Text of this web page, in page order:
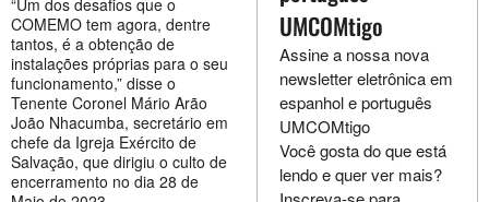
UMCOMtigo
Assine a nossa nova
newsletter eletrônica em
espanhol e português
UMCOMtigo
Você gosta do que está
lendo e quer ver mais?
“Um dos desafios que o
COMEMO tem agora, dentre
tantos, é a obtenção de
instalações próprias para o seu
funcionamento,” disse o
Tenente Coronel Mário Arão
João Nhacumba, secretário em
chefe da Igreja Exército de
Salvação, que dirigiu o culto de
encerramento no dia 28 de